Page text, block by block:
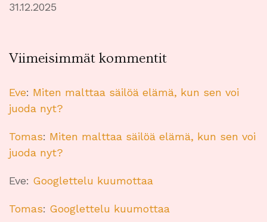
31.12.2025
Viimeisimmät kommentit
Eve: Miten malttaa säilöä elämä, kun sen voi
juoda nyt?
Tomas: Miten malttaa säilöä elämä, kun sen voi
juoda nyt?
Eve: Googlettelu kuumottaa
Tomas: Googlettelu kuumottaa